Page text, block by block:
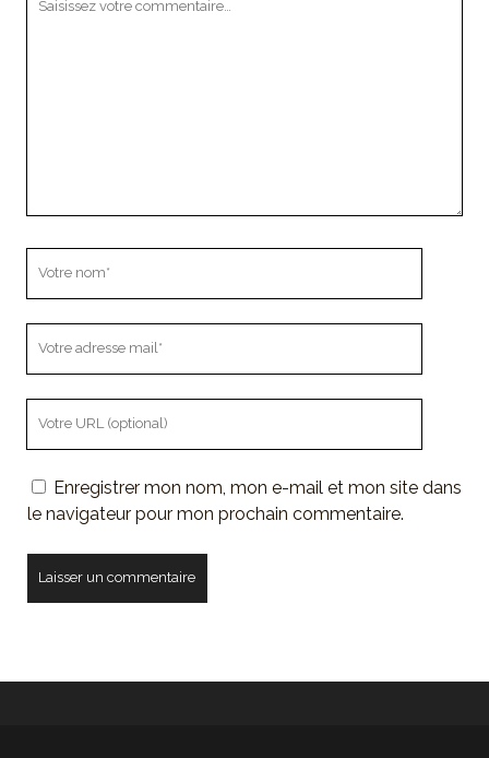
site Enregistrer mon nom, mon e-mail et mon site dans
le navigateur pour mon prochain commentaire.